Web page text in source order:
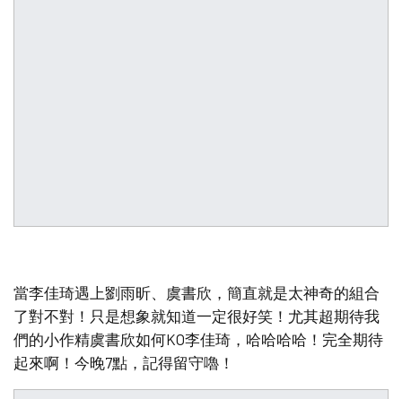
當李佳琦遇上劉雨昕、虞書欣，簡直就是太神奇的組合
了對不對！只是想象就知道一定很好笑！尤其超期待我
們的小作精虞書欣如何KO李佳琦，哈哈哈哈！完全期待
起來啊！今晚7點，記得留守嚕！